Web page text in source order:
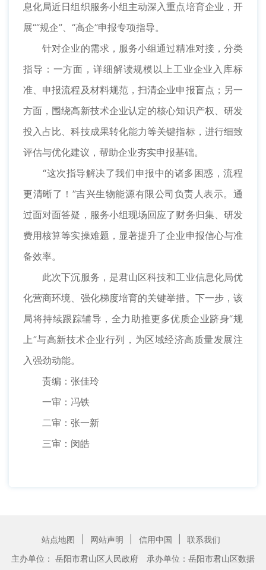
息化局近日组织服务小组主动深入重点培育企业，开
展““规企”、“高企”申报专项指导。
针对企业的需求，服务小组通过精准对接，分类
指导：一方面，详细解读规模以上工业企业入库标
准、申报流程及材料规范，扫清企业申报盲点；另一
方面，围绕高新技术企业认定的核心知识产权、研发
投入占比、科技成果转化能力等关键指标，进行细致
评估与优化建议，帮助企业夯实申报基础。
“这次指导解决了我们申报中的诸多困惑，流程
更清晰了！”吉兴生物能源有限公司负责人表示。通
过面对面答疑，服务小组现场回应了财务归集、研发
费用核算等实操难题，显著提升了企业申报信心与准
备效率。
此次下沉服务，是君山区科技和工业信息化局优
化营商环境、强化梯度培育的关键举措。下一步，该
局将持续跟踪辅导，全力助推更多优质企业跻身“规
上”与高新技术企业行列，为区域经济高质量发展注
入强劲动能。
责编：张佳玲
一审：冯铁
二审：张一新
三审：闵皓
站点地图 网站声明 信用中国
联系我们
主办单位： 岳阳市君山区人民政府
承办单位：岳阳市君山区数据